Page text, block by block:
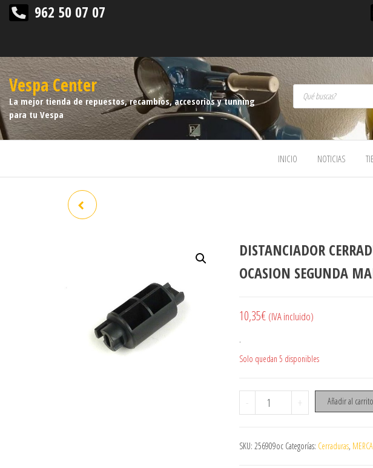
962 50 07 07
Vespa Center
La mejor tienda de repuestos, recambios, accesorios y tunning
para tu Vespa
Búsqueda de productos
INICIO NOTICIAS
DISTANCIADOR
OCASION SEGUNDA
10,35€ (IVA incluido)
.
Solo quedan 5 disponibles
- DISTANCIADOR CERRADURA
+ Añadir al carrito
SKU: 256909oc Categorías: Cerraduras,